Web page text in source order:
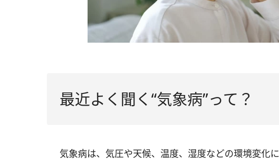
最近よく聞く“気象病”って？
気象病は、気圧や天候、温度、湿度などの環境変化